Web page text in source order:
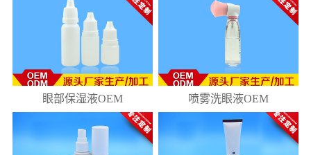
眼部保湿液OEM 喷雾洗眼液OEM